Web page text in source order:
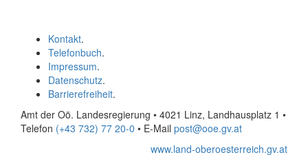
Kontakt.
Telefonbuch.
Impressum.
Datenschutz.
Barrierefreiheit.
Amt der Oö. Landesregierung • 4021 Linz, Landhausplatz 1 •
Telefon (+43 732) 77 20-0 • E-Mail post@ooe.gv.at
www.land-oberoesterreich.gv.at